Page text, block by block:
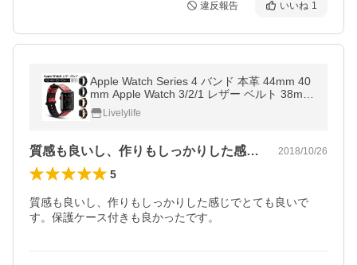
違反報告 いいね 1
Apple Watch Series 4 バンド 本革 44mm 40
mm Apple Watch 3/2/1 レザー ベルト 38mm
42mm アップルウォッチ シリーズ バンド T
PU製保護ケース付 装着簡単
Livelylife
質感も良いし、作りもしっかりした感じで… 2018/10/26
5
質感も良いし、作りもしっかりした感じでとても良いで
す。保護ケース付きも良かったです。